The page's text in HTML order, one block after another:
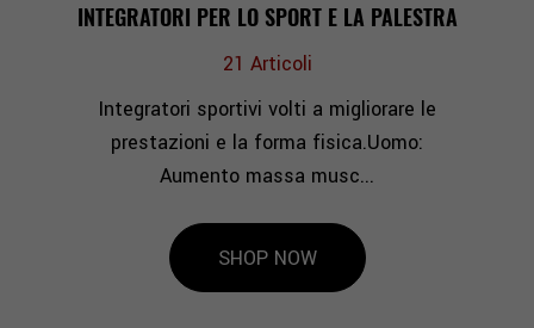
INTEGRATORI PER LO SPORT E LA PALESTRA
21 Articoli
Integratori sportivi volti a migliorare le
prestazioni e la forma fisica.Uomo:
Aumento massa musc...
SHOP NOW